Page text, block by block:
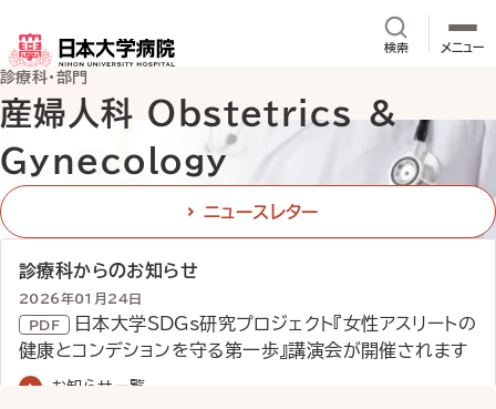
検索サイト内検
メニュー
診療科・部門
産婦人科 Obstetrics ＆
Gynecology
ニュースレター
診療科からのお知らせ
2026年01月24日
日本大学SDGs研究プロジェクト『女性アスリートの
健康とコンデションを守る第一歩』講演会が開催されます
2025年07月10日
お知らせ一覧